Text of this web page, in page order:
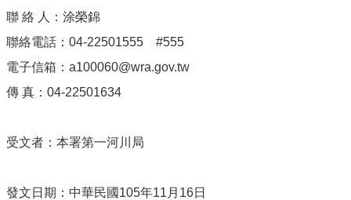
聯 絡 人：涂榮錦
聯絡電話：04-22501555 #555
電子信箱：a100060@wra.gov.tw
傳 真：04-22501634
受文者：本署第一河川局
發文日期：中華民國105年11月16日